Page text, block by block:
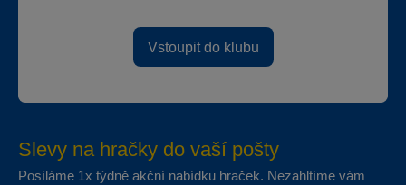
Vstoupit do klubu
Slevy na hračky do vaší pošty
Posíláme 1x týdně akční nabídku hraček. Nezahltíme vám